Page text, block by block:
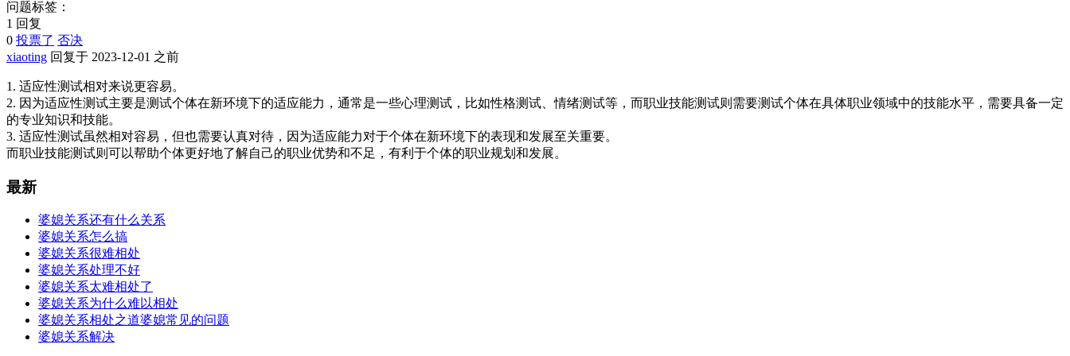
问题标签：
1 回复
0 投票了 否决
xiaoting 回复于 2023-12-01 之前
1. 适应性测试相对来说更容易。
2. 因为适应性测试主要是测试个体在新环境下的适应能力，通常是一些心理测试，比如性格测试、情绪测试等，而职业技能测试则需要测试个体在具体职业领域中的技能水平，需要具备一定
的专业知识和技能。
3. 适应性测试虽然相对容易，但也需要认真对待，因为适应能力对于个体在新环境下的表现和发展至关重要。
而职业技能测试则可以帮助个体更好地了解自己的职业优势和不足，有利于个体的职业规划和发展。
最新
婆媳关系还有什么关系
婆媳关系怎么搞
婆媳关系很难相处
婆媳关系处理不好
婆媳关系太难相处了
婆媳关系为什么难以相处
婆媳关系相处之道婆媳常见的问题
婆媳关系解决